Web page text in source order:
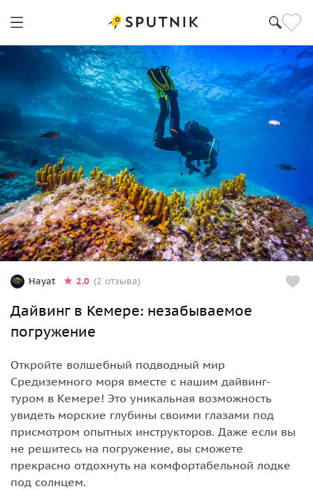
Hayat 2.0 (2 отзыва)
Дайвинг в Кемере: незабываемое
погружение
Откройте волшебный подводный мир
Средиземного моря вместе с нашим дайвинг-
туром в Кемере! Это уникальная возможность
увидеть морские глубины своими глазами под
присмотром опытных инструкторов. Даже если вы
не решитесь на погружение, вы сможете
прекрасно отдохнуть на комфортабельной лодке
под солнцем.